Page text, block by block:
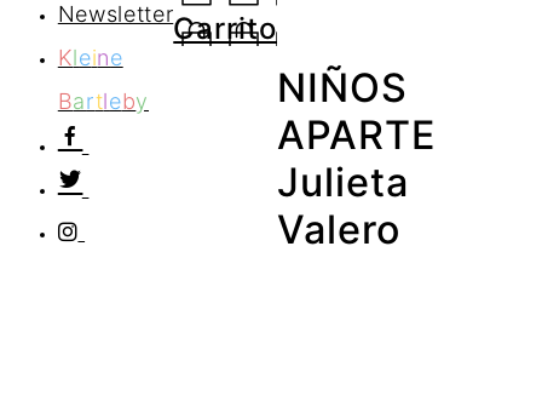
Newsletter
Kleine
Bartleby
Carrito
NIÑOS
APARTE
Julieta
Valero